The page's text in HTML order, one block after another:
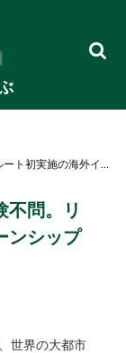
渡航費無料、語学力・海外経験不問。リクルート初実施の海外インターンシップとは
不問。リ
ンシップ
世界の大都市